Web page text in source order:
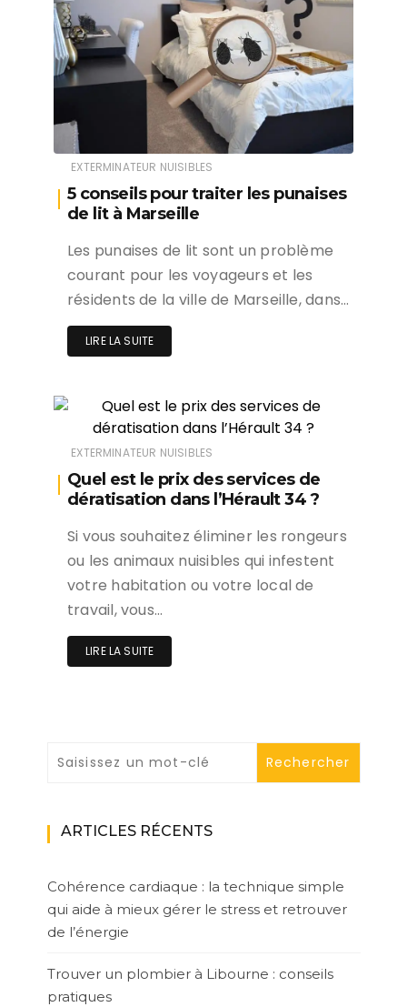
EXTERMINATEUR NUISIBLES
5 conseils pour traiter les punaises
de lit à Marseille
Les punaises de lit sont un problème
courant pour les voyageurs et les
résidents de la ville de Marseille, dans…
LIRE LA SUITE
EXTERMINATEUR NUISIBLES
Quel est le prix des services de
dératisation dans l’Hérault 34 ?
Si vous souhaitez éliminer les rongeurs
ou les animaux nuisibles qui infestent
votre habitation ou votre local de
travail, vous…
LIRE LA SUITE
ARTICLES RÉCENTS
Cohérence cardiaque : la technique simple
qui aide à mieux gérer le stress et retrouver
de l’énergie
Trouver un plombier à Libourne : conseils
pratiques